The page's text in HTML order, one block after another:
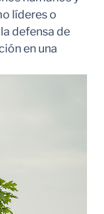
líderes o
defensa de
en una